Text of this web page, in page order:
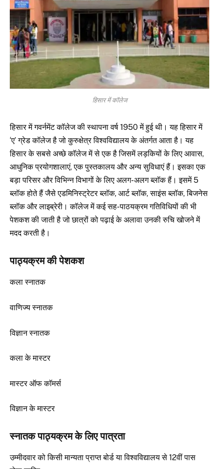
हिसार में कॉलेज
हिसार में गवर्नमेंट कॉलेज की स्थापना वर्ष 1950 में हुई थी। यह हिसार में
‘ए’ ग्रेड कॉलेज है जो कुरुक्षेत्र विश्वविद्यालय के अंतर्गत आता है। यह
हिसार के सबसे अच्छे कॉलेज में से एक है जिसमें लड़कियों के लिए आवास,
आधुनिक प्रयोगशालाएं, एक पुस्तकालय और अन्य सुविधाएं हैं। इसका एक
बड़ा परिसर और विभिन्न विभागों के लिए अलग-अलग ब्लॉक हैं। इसमें 5
ब्लॉक होते हैं जैसे एडमिनिस्ट्रेटर ब्लॉक, आर्ट ब्लॉक, साइंस ब्लॉक, बिजनेस
ब्लॉक और लाइब्रेरी। कॉलेज में कई सह-पाठयक्रम गतिविधियों की भी
पेशकश की जाती है जो छात्रों को पढ़ाई के अलावा उनकी रुचि खोजने में
मदद करती है।
पाठ्यक्रम की पेशकश
कला स्नातक
वाणिज्य स्नातक
विज्ञान स्नातक
कला के मास्टर
मास्टर ऑफ कॉमर्स
विज्ञान के मास्टर
स्नातक पाठ्यक्रम के लिए पात्रता
उम्मीदवार को किसी मान्यता प्राप्त बोर्ड या विश्वविद्यालय से 12वीं पास